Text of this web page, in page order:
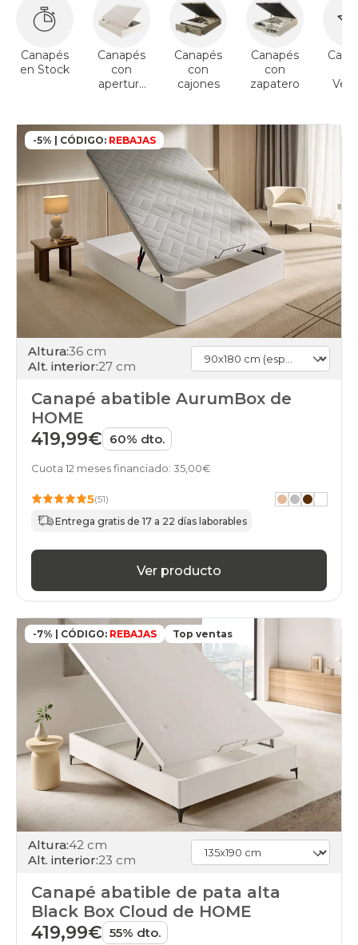
abatibles
80x200cm
black-
days
canapes-
abatibles
90x180cm
days
abatibles
90x190cm
black-
days
canapes-
abatibles
90x200cm
black-
days
canapes-
abatibles
100x180cm
black-
days
canapes-
100x190cm
100x200cm
canapes-
105x180cm
black-
days
canapes-
105x190cm
black-
days
canapes-
105x200cm
canapes-
abatibles
120x180cm
black-
days
canapes-
abatibles
120x190cm
black-
days
canapes-
abatibles
Canapés
en Stock
Canapés
con
apertura
Canapés
con
cajones
Canapés
con
zapatero
-5% | CÓDIGO: REBAJAS
Altura:36 cm
Alt. interior:27 cm
Canapé abatible AurumBox de
HOME
419,99€ 60% dto.
Cuota 12 meses financiado: 35,00€
5(51)
Entrega gratis de 17 a 22 días laborables
Ver producto
-7% | CÓDIGO: REBAJAS Top ventas
Altura:42 cm
Alt. interior:23 cm
Canapé abatible de pata alta
Black Box Cloud de HOME
419,99€ 55% dto.